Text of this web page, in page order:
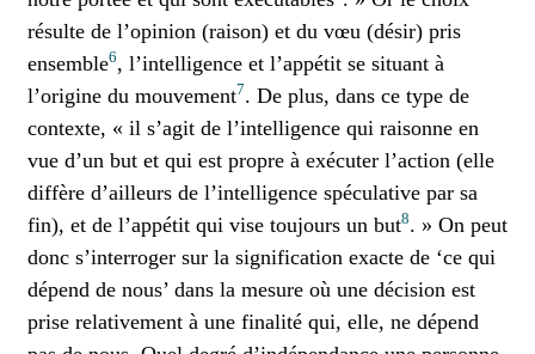
résulte de l’opinion (raison) et du vœu (désir) pris
ensemble6, l’intelligence et l’appétit se situant à
l’origine du mouvement7. De plus, dans ce type de
contexte, « il s’agit de l’intelligence qui raisonne en
vue d’un but et qui est propre à exécuter l’action (elle
diffère d’ailleurs de l’intelligence spéculative par sa
fin), et de l’appétit qui vise toujours un but8. » On peut
donc s’interroger sur la signification exacte de ‘ce qui
dépend de nous’ dans la mesure où une décision est
prise relativement à une finalité qui, elle, ne dépend